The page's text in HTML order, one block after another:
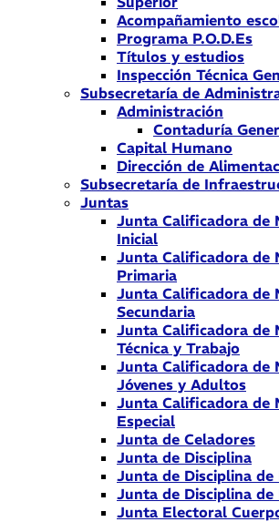
Acompañamiento
Programa P.O.D.Es
Títulos y estudios
Inspección Técnica
Subsecretaría de
Administración
Contaduría
Capital Humano
Dirección de
Subsecretaría de
Juntas
Junta Calificadora de
Inicial
Junta Calificadora de
Primaria
Junta Calificadora de
Secundaria
Junta Calificadora de
Técnica y Trabajo
Junta Calificadora de
Jóvenes y Adultos
Junta Calificadora de
Especial
Junta de Celadores
Junta de Disciplina
Junta de Disciplina de
Junta de Disciplina de
Junta Electoral